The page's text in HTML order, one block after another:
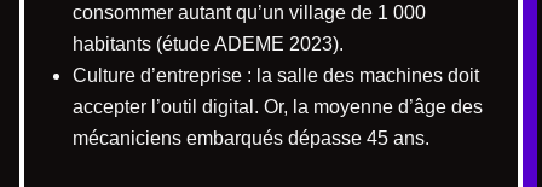
consommer autant qu’un village de 1 000
habitants (étude ADEME 2023).
Culture d’entreprise : la salle des machines doit
accepter l’outil digital. Or, la moyenne d’âge des
mécaniciens embarqués dépasse 45 ans.